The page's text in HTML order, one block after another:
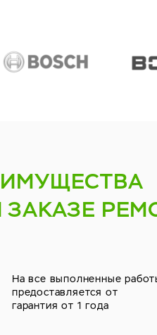
ЗАКАЗЕ
На все выполненные
предоставляется от
гарантия от 1 года